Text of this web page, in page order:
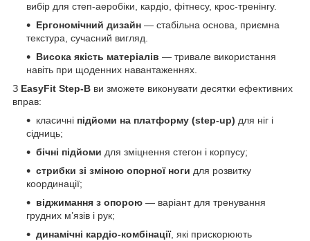
вибір для степ-аеробіки, кардіо, фітнесу, крос-тренінгу.
Ергономічний дизайн — стабільна основа, приємна
текстура, сучасний вигляд.
Висока якість матеріалів — тривале використання
навіть при щоденних навантаженнях.
З EasyFit Step-B ви зможете виконувати десятки ефективних
вправ:
класичні підйоми на платформу (step-up) для ніг і
сідниць;
бічні підйоми для зміцнення стегон і корпусу;
стрибки зі зміною опорної ноги для розвитку
координації;
віджимання з опорою — варіант для тренування
грудних м’язів і рук;
динамічні кардіо-комбінації, які прискорюють